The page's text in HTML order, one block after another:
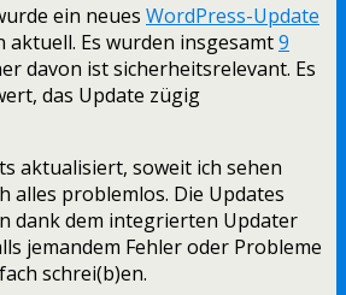
ein neues WordPress-Update
aktuell. Es wurden insgesamt9
davon ist sicherheitsrelevant. Es
das Update zügig
aktualisiert, soweit ich sehen
alles problemlos. Die Updates
dank dem integrierten Updater
jemandem Fehler oder Probleme
schrei(b)en.